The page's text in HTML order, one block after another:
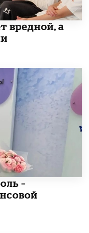
вредной, а
–